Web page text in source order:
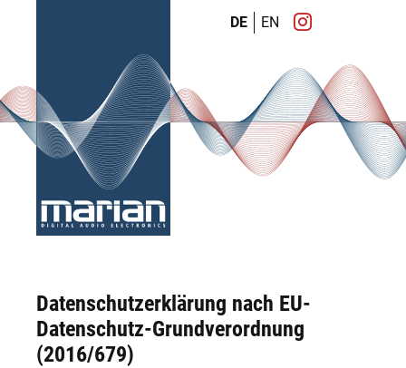
DE EN
Datenschutzerklärung nach EU-
Datenschutz-Grundverordnung
(2016/679)